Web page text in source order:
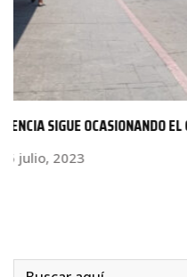
INICIA LA “FERIA DE LA
14 marzo, 2024